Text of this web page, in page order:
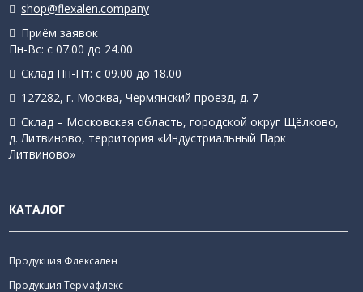
shop@flexalen.company
Приём заявок
Пн-Вс: с 07.00 до 24.00
Склад Пн-Пт: с 09.00 до 18.00
127282, г. Москва, Чермянский проезд, д. 7
Склад – Московская область, городской округ Щёлково,
д. Литвиново, территория «Индустриальный Парк
Литвиново»
КАТАЛОГ
Продукция Флексален
Продукция Термафлекс